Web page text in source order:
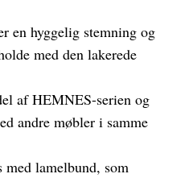
en hyggelig stemning og
med den lakerede
af HEMNES-serien og
andre møbler i samme
med lamelbund, som